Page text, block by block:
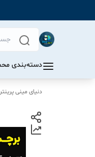
دسته‌بندی
دنیای مینی پرینتر